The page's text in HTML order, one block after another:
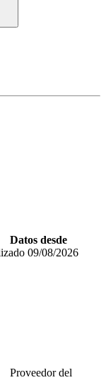
Datos desde
09/08/2026
Proveedor del